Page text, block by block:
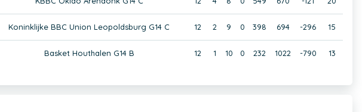
Koninklijke BBC Union Leopoldsburg G14 C 12 2 9 0 398 694 -296 15
Basket Houthalen G14 B 12 1 10 0 232 1022 -790 13